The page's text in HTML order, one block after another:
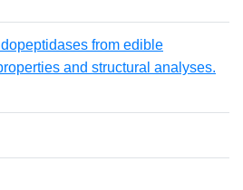
from edible
and structural analyses.